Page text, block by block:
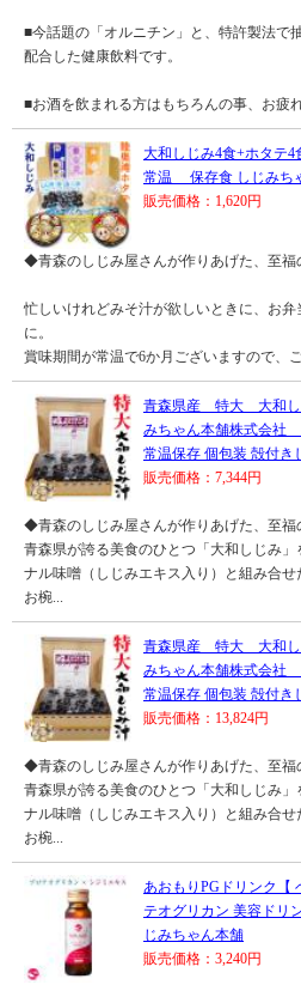
■今話題の「オルニチン」と、特許製法で
配合した健康飲料です。
■お酒を飲まれる方はもちろんの事、お疲
大和しじみ4食+ホタテ4
常温 保存食 しじみち
販売価格：1,620円
◆青森のしじみ屋さんが作りあげた、至福
忙しいけれどみそ汁が欲しいときに、お
に。
賞味期間が常温で6か月ございますので、
青森県産 特大 大和
みちゃん本舗株式会
常温保存 個包装 殻付き
販売価格：7,344円
◆青森のしじみ屋さんが作りあげた、至福
青森県が誇る美食のひとつ「大和しじみ
ナル味噌（しじみエキス入り）と組み合せ
お椀...
青森県産 特大 大和
みちゃん本舗株式会
常温保存 個包装 殻付き
販売価格：13,824円
◆青森のしじみ屋さんが作りあげた、至福
青森県が誇る美食のひとつ「大和しじみ
ナル味噌（しじみエキス入り）と組み合せ
お椀...
あおもりPGドリンク【
テオグリカン 美容ドリ
じみちゃん本舗
販売価格：3,240円